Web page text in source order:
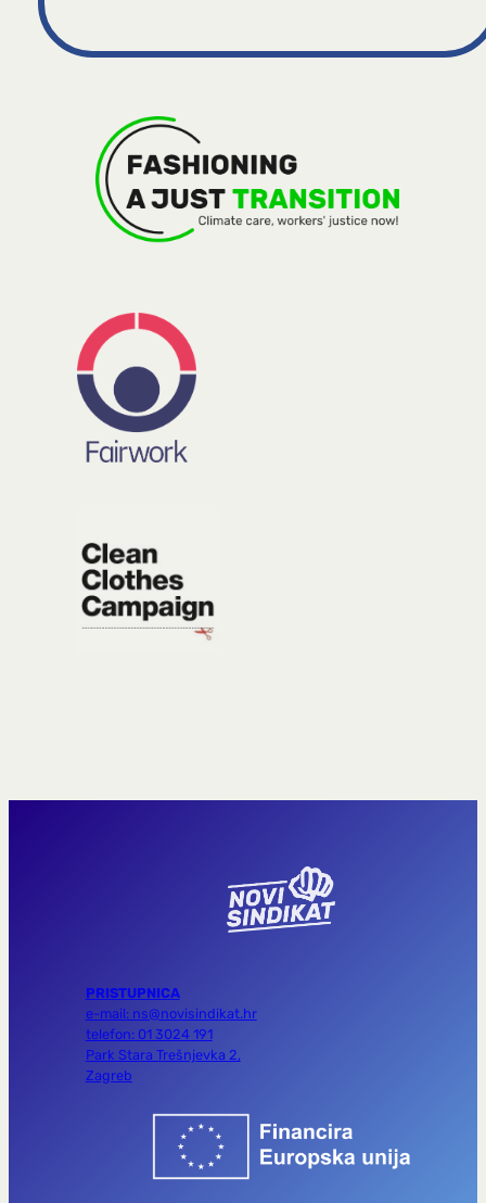
PRISTUPNICA
e-mail: ns@novisindikat.hr
telefon: 01 3024 191
Park Stara Trešnjevka 2,
Zagreb